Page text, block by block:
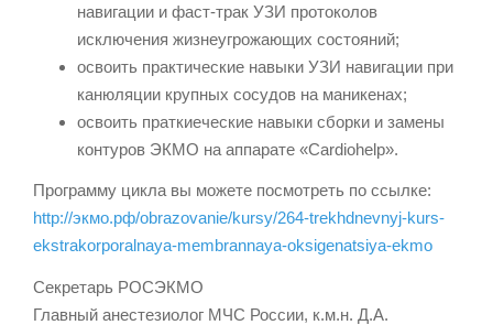
навигации и фаст-трак УЗИ протоколов
исключения жизнеугрожающих состояний;
освоить практические навыки УЗИ навигации при
канюляции крупных сосудов на маникенах;
освоить праткиеческие навыки сборки и замены
контуров ЭКМО на аппарате «Cardiohelp».
Программу цикла вы можете посмотреть по ссылке:
http://экмо.рф/obrazovanie/kursy/264-trekhdnevnyj-kurs-
ekstrakorporalnaya-membrannaya-oksigenatsiya-ekmo
Секретарь РОСЭКМО
Главный анестезиолог МЧС России, к.м.н. Д.А.